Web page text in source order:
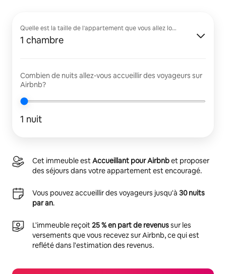
Quelle est la taille de l'appartement que vous allez louer?
1 chambre
Combien de nuits allez-vous accueillir des voyageurs sur
Airbnb?
1 nuit
Cet immeuble estAccueillant pour Airbnbet proposer
des séjours dans votre appartement est encouragé.
Vous pouvez accueillir des voyageurs jusqu'à 30 nuits
par an.
L'immeuble reçoit25 % en part de revenussur les
versements que vous recevez sur Airbnb, ce qui est
reflété dans l'estimation des revenus.